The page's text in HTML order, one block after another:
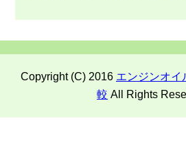
Copyright (C) 2016 エンジンオイ
較 All Rights